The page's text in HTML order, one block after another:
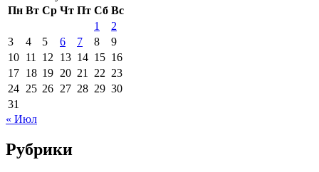
Пн Вт Ср Чт Пт Сб Вс
1
2
3
4 5 6 7 8
9
10 11 12 13 14 15 16
17 18 19 20 21 22 23
24 25 26 27 28 29 30
31
« Июл
Рубрики